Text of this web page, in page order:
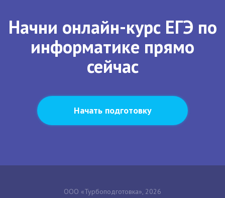
Начни онлайн-курс ЕГЭ по
информатике прямо
сейчас
Начать подготовку
ООО «Турбоподготовка», 2026